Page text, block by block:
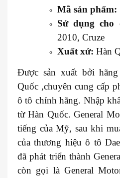
Mã sản phẩm:
Sử dụng cho
2010, Cruze
Xuất xứ: Hàn
Được sản xuất bởi
Quốc ,chuyên cung cấp
ô tô chính hãng. Nhập
từ Hàn Quốc. General
tiếng của Mỹ, sau khi
của thương hiệu ô tô
đã phát triển thành
còn gọi là General